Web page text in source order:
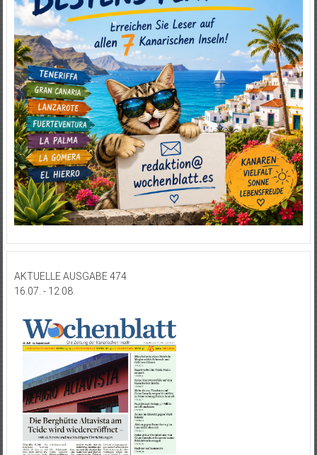
AKTUELLE AUSGABE 474
16.07. - 12.08.